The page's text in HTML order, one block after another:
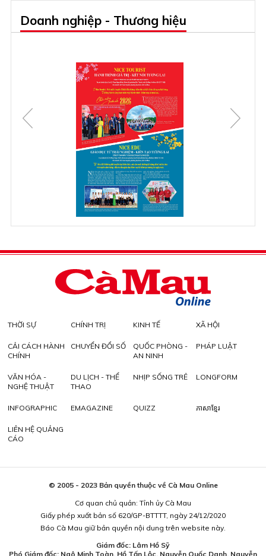
Doanh nghiệp - Thương hiệu
THỜI SỰ CHÍNH TRỊ KINH TẾ XÃ HỘI
CẢI CÁCH HÀNH
CHÍNH
CHUYỂN ĐỔI SỐ
QUỐC PHÒNG -
AN NINH
PHÁP LUẬT
VĂN HÓA -
NGHỆ THUẬT
DU LỊCH - THỂ
THAO
NHỊP SỐNG TRẺ LONGFORM
INFOGRAPHIC EMAGAZINE QUIZZ ភាសាខ្មែរ
LIÊN HỆ QUẢNG
CÁO
© 2005 - 2023 Bản quyền thuộc về Cà Mau Online
Cơ quan chủ quản: Tỉnh ủy Cà Mau
Giấy phép xuất bản số 620/GP-BTTTT, ngày 24/12/2020
Báo Cà Mau giữ bản quyền nội dung trên website này.
Giám đốc: Lâm Hồ Sỹ
Phó Giám đốc: Ngô Minh Toàn, Hồ Tấn Lộc, Nguyễn Quốc Danh, Nguyễn